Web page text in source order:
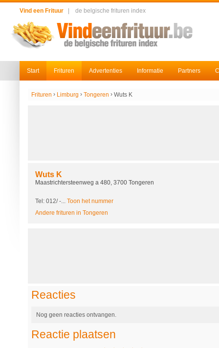
Vind een Frituur de belgische frituren index
Start Frituren Advertenties Informatie Partners
Frituren › Limburg › Tongeren › Wuts K
Wuts K
Maastrichtersteenweg a 480, 3700 Tongeren
Tel: 012/-... Toon het nummer
Andere frituren in Tongeren
Reacties
Nog geen reacties ontvangen.
Reactie plaatsen